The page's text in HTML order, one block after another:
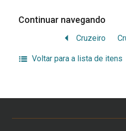
Continuar navegando
Cruzeiro
Voltar para a lista de itens